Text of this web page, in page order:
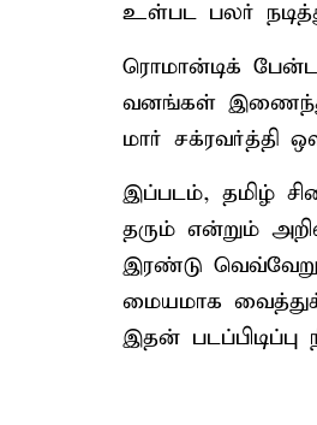
உள்பட பலர்
ரொமான்​டிக்
வனங்​கள் இணைந்து
மார் சக்​ர​வர்த்தி
இப்​படம், தமிழ்
தரும் என்​றும்
இரண்டு
மைய​மாக வைத்​துக்
இதன்